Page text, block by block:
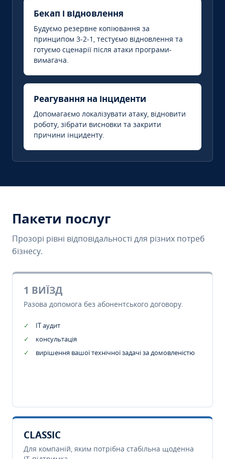
Бекап і відновлення
Будуємо резервне копіювання за
принципом 3-2-1, тестуємо відновлення та
готуємо сценарії після атаки програми-
вимагача.
Реагування на інциденти
Допомагаємо локалізувати атаку, відновити
роботу, зібрати висновки та закрити
причини інциденту.
Пакети послуг
Прозорі рівні відповідальності для різних потреб
бізнесу.
1 ВИЇЗД
Разова допомога без абонентського договору.
IT аудит
консультація
вирішення вашої технічної задачі за домовленістю
CLASSIC
Для компаній, яким потрібна стабільна щоденна